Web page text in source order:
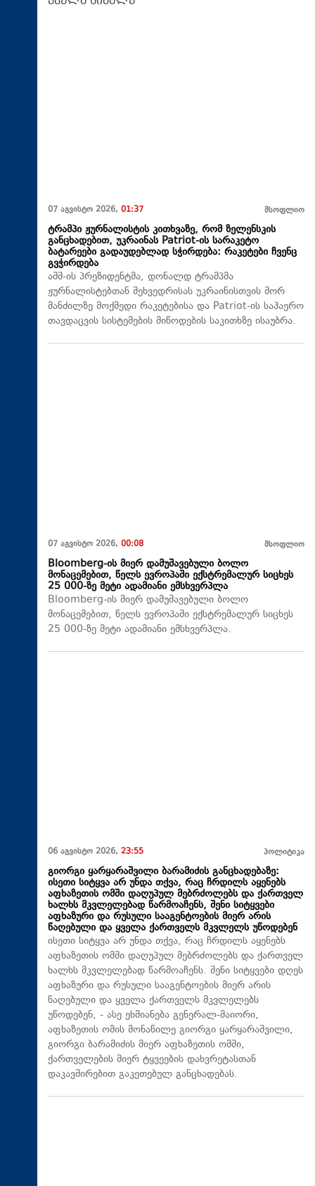
07 აგვისტო 2026, 01:37 მსოფლიო
ტრამპი ჟურნალისტის კითხვაზე, რომ ზელენსკის
განცხადებით, უკრაინას Patriot-ის სარაკეტო
ბატარეები გადაუდებლად სჭირდება: რაკეტები ჩვენც
გვჭირდება
აშშ-ის პრეზიდენტმა, დონალდ ტრამპმა
ჟურნალისტებთან შეხვედრისას უკრაინისთვის შორ
მანძილზე მოქმედი რაკეტებისა და Patriot-ის საჰაერო
თავდაცვის სისტემების მიწოდების საკითხზე ისაუბრა.
07 აგვისტო 2026, 00:08 მსოფლიო
Bloomberg-ის მიერ დამუშავებული ბოლო
მონაცემებით, წელს ევროპაში ექსტრემალურ სიცხეს
25 000-ზე მეტი ადამიანი ემსხვერპლა
Bloomberg-ის მიერ დამუშავებული ბოლო
მონაცემებით, წელს ევროპაში ექსტრემალურ სიცხეს
25 000-ზე მეტი ადამიანი ემსხვერპლა.
06 აგვისტო 2026, 23:55 პოლიტიკა
გიორგი ყარყარაშვილი ბარამიძის განცხადებაზე:
ისეთი სიტყვა არ უნდა თქვა, რაც ჩრდილს აყენებს
აფხაზეთის ომში დაღუპულ მებრძოლებს და ქართველ
ხალხს მკვლელებად წარმოაჩენს, შენი სიტყვები
აფხაზური და რუსული სააგენტოების მიერ არის
წაღებული და ყველა ქართველს მკვლელს უწოდებენ
ისეთი სიტყვა არ უნდა თქვა, რაც ჩრდილს აყენებს
აფხაზეთის ომში დაღუპულ მებრძოლებს და ქართველ
ხალხს მკვლელებად წარმოაჩენს. შენი სიტყვები დღეს
აფხაზური და რუსული სააგენტოების მიერ არის
წაღებული და ყველა ქართველს მკვლელებს
უწოდებენ, - ასე ეხმიანება გენერალ-მაიორი,
აფხაზეთის ომის მონაწილე გიორგი ყარყარაშვილი,
გიორგი ბარამიძის მიერ აფხაზეთის ომში,
ქართველების მიერ ტყვეების დახვრეტასთან
დაკავშირებით გაკეთებულ განცხადებას.